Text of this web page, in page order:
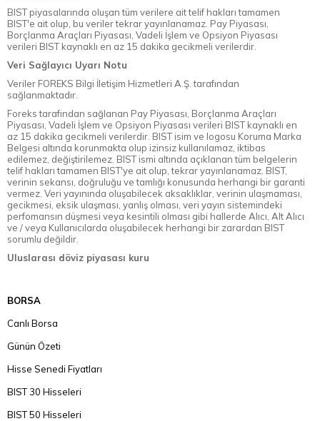
BIST piyasalarında oluşan tüm verilere ait telif hakları tamamen
BIST'e ait olup, bu veriler tekrar yayınlanamaz. Pay Piyasası,
Borçlanma Araçları Piyasası, Vadeli İşlem ve Opsiyon Piyasası
verileri BIST kaynaklı en az 15 dakika gecikmeli verilerdir.
Veri Sağlayıcı Uyarı Notu
Veriler FOREKS Bilgi İletişim Hizmetleri A.Ş. tarafından
sağlanmaktadır.
Foreks tarafından sağlanan Pay Piyasası, Borçlanma Araçları
Piyasası, Vadeli İşlem ve Opsiyon Piyasası verileri BIST kaynaklı en
az 15 dakika gecikmeli verilerdir. BIST isim ve logosu Koruma Marka
Belgesi altında korunmakta olup izinsiz kullanılamaz, iktibas
edilemez, değiştirilemez. BIST ismi altında açıklanan tüm belgelerin
telif hakları tamamen BIST'ye ait olup, tekrar yayınlanamaz. BIST,
verinin sekansı, doğruluğu ve tamlığı konusunda herhangi bir garanti
vermez. Veri yayınında oluşabilecek aksaklıklar, verinin ulaşmaması,
gecikmesi, eksik ulaşması, yanlış olması, veri yayın sistemindeki
perfomansın düşmesi veya kesintili olması gibi hallerde Alıcı, Alt Alıcı
ve / veya Kullanıcılarda oluşabilecek herhangi bir zarardan BIST
sorumlu değildir.
Uluslarası döviz piyasası kuru
BORSA
Canlı Borsa
Günün Özeti
Hisse Senedi Fiyatları
BIST 30 Hisseleri
BIST 50 Hisseleri